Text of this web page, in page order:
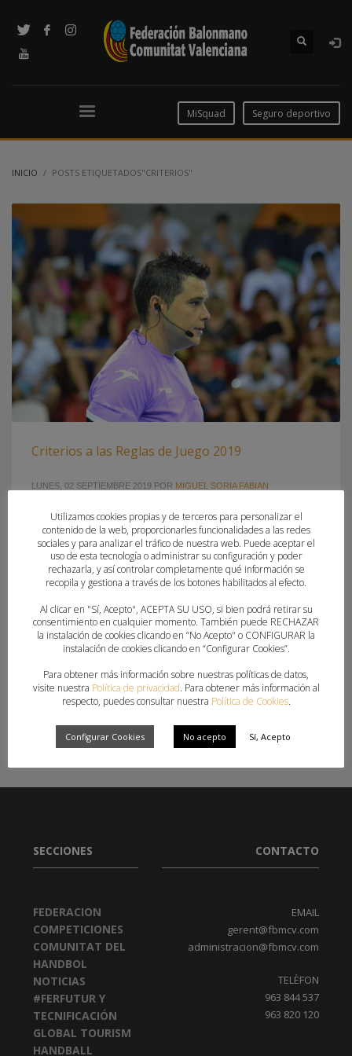
MiSquad Seguro deportivo
INICIO POSTS ETIQUETADOS"CRITERIOS"
Criterios a las Reglas de Juego 2019
LUNES, 02 SEPTIEMBRE 2019 POR MIGUEL SORIA FABIAN
El Comité Técnico de Árbitros de la Real Federación Española
de Balonmano está formando a todos los árbitros
nacionales con las nuevas directrices que deben seguir los
colegiados en las categorías nacionales. El C.T.A. de la
árbitros de categoría Élite y División de Honor ya han
recibido estas instrucciones, pone
PUBLICADO EN FEDERACION,PORTADA
ETIQUETADO BAJO: ARBITROS,CRITERIOS,GUIDELINES,JUEGO,
REGLAS
SECCIONES
FEDERACION
COMPETICIONES
COMUNITAT DEL
HANDBOL
NOTICIAS
#FERFUTUR Y
TECNIFICACIÓN
GLOBAL TOURISM
HANDBALL
CONTACTO
EMAIL
gerent@fbmcv.com
administracion@fbmcv.com
TELÈFON
963 844 537
963 820 120
Utilizamos cookies propias y de terceros para personalizar el
contenido de la web, proporcionarles funcionalidades a las redes
sociales y para analizar el tráfico de nuestra web. Puede aceptar el
uso de esta tecnología o administrar su configuración y poder
rechazarla, y así controlar completamente qué información se
recopila y gestiona a través de los botones habilitados al efecto.
Al clicar en "Sí, Acepto", ACEPTA SU USO, si bien podrá retirar su
consentimiento en cualquier momento. También puede RECHAZAR
la instalación de cookies clicando en “No Acepto" o CONFIGURAR la
instalación de cookies clicando en “Configurar Cookies”.
Para obtener más información sobre nuestras políticas de datos,
visite nuestra Política de privacidad. Para obtener más información al
respecto, puedes consultar nuestra Política de Cookies.
Configurar Cookies No acepto Sí, Acepto